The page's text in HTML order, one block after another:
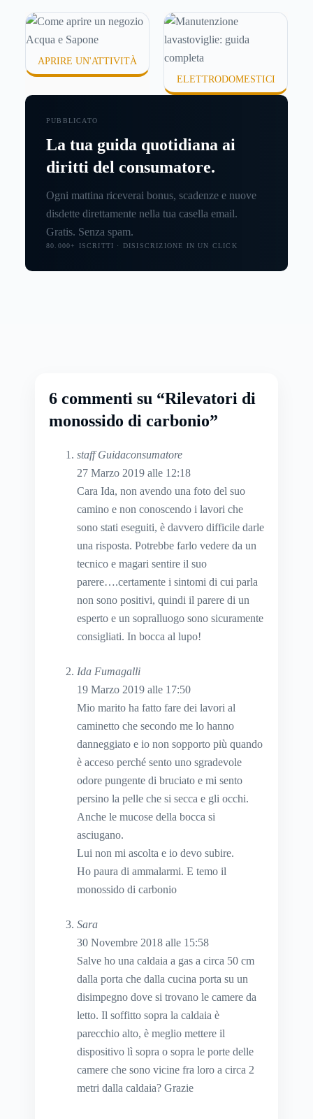
APRIRE UN'ATTIVITÀ
ELETTRODOMESTICI
PUBBLICATO
La tua guida quotidiana ai
diritti del consumatore.
Ogni mattina riceverai bonus, scadenze e nuove
disdette direttamente nella tua casella email.
Gratis. Senza spam.
80.000+ ISCRITTI · DISISCRIZIONE IN UN CLICK
6 commenti su “Rilevatori di
monossido di carbonio”
staff Guidaconsumatore
27 Marzo 2019 alle 12:18
Cara Ida, non avendo una foto del suo
camino e non conoscendo i lavori che
sono stati eseguiti, è davvero difficile darle
una risposta. Potrebbe farlo vedere da un
tecnico e magari sentire il suo
parere….certamente i sintomi di cui parla
non sono positivi, quindi il parere di un
esperto e un sopralluogo sono sicuramente
consigliati. In bocca al lupo!
Ida Fumagalli
19 Marzo 2019 alle 17:50
Mio marito ha fatto fare dei lavori al
caminetto che secondo me lo hanno
danneggiato e io non sopporto più quando
è acceso perché sento uno sgradevole
odore pungente di bruciato e mi sento
persino la pelle che si secca e gli occhi.
Anche le mucose della bocca si
asciugano.
Lui non mi ascolta e io devo subire.
Ho paura di ammalarmi. E temo il
monossido di carbonio
Sara
30 Novembre 2018 alle 15:58
Salve ho una caldaia a gas a circa 50 cm
dalla porta che dalla cucina porta su un
disimpegno dove si trovano le camere da
letto. Il soffitto sopra la caldaia è
parecchio alto, è meglio mettere il
dispositivo lì sopra o sopra le porte delle
camere che sono vicine fra loro a circa 2
metri dalla caldaia? Grazie